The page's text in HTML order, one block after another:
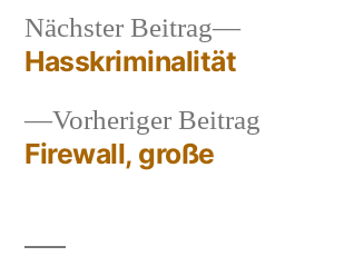
Beitragsnavigation
Vorheriger Beitrag
Firewall, große
Nächster Beitrag
Nächster
Hasskriminalität